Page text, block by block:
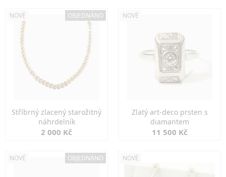
NOVÉ OBJEDNÁNO
Stříbrný zlacený starožitný
náhrdelník
2 000 Kč
NOVÉ
Zlatý art-deco prsten s
diamantem
11 500 Kč
NOVÉ OBJEDNÁNO NOVÉ